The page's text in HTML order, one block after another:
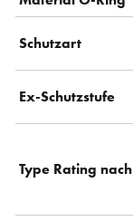
Schutzart
Ex-Schutzstufe
Type Rating nach